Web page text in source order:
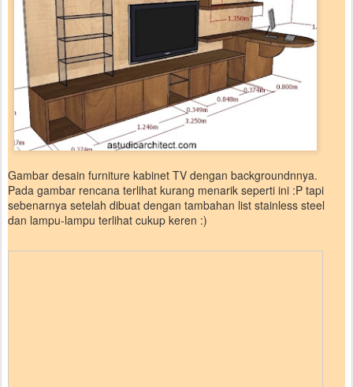
Gambar desain furniture kabinet TV dengan backgroundnnya.
Pada gambar rencana terlihat kurang menarik seperti ini :P tapi
sebenarnya setelah dibuat dengan tambahan list stainless steel
dan lampu-lampu terlihat cukup keren :)